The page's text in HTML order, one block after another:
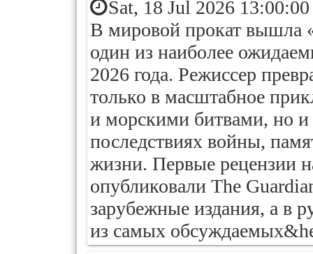
Sat, 18 Jul 2026
В мировой прокат вышла
один из наиболее
2026 года. Режиссер
только в масштабное
и морскими битвами, но
последствиях войны,
жизни. Первые рецензии
опубликовали The
зарубежные издания, а в
из самых